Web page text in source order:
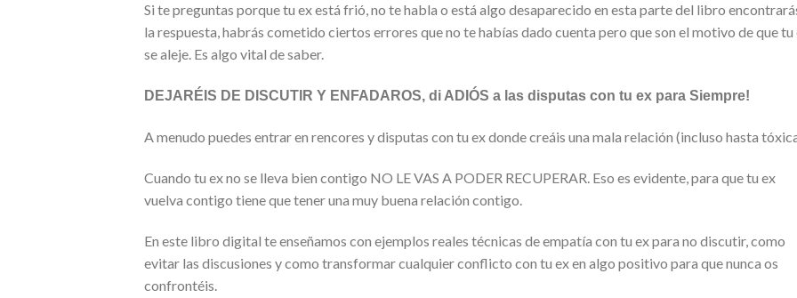
Si te preguntas porque tu ex está frió, no te habla o está algo desaparecido en esta parte del libro
la respuesta, habrás cometido ciertos errores que no te habías dado cuenta pero que son el motivo de que tu
se aleje. Es algo vital de saber.
DEJARÉIS DE DISCUTIR Y ENFADAROS, di ADIÓS a las disputas con tu ex para Siempre!
A menudo puedes entrar en rencores y disputas con tu ex donde creáis una mala relación (incluso hasta
Cuando tu ex no se lleva bien contigo NO LE VAS A PODER RECUPERAR. Eso es evidente, para que tu ex
vuelva contigo tiene que tener una muy buena relación contigo.
En este libro digital te enseñamos con ejemplos reales técnicas de empatía con tu ex para no discutir, como
evitar las discusiones y como transformar cualquier conflicto con tu ex en algo positivo para que nunca os
confrontéis.